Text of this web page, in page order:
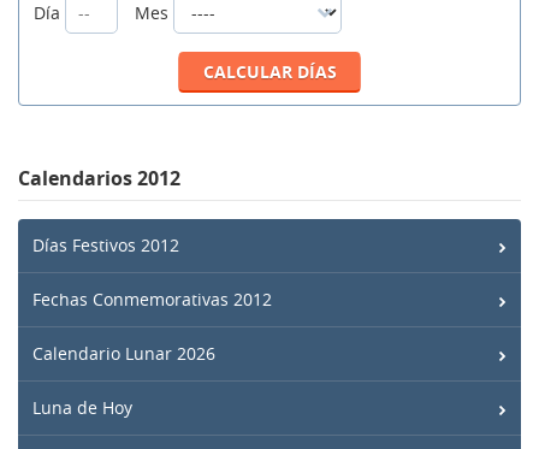
Día
Mes
Calendarios 2012
Días Festivos 2012
Fechas Conmemorativas 2012
Calendario Lunar 2026
Luna de Hoy